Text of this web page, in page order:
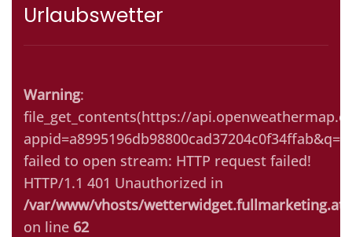
Urlaubswetter
Warning:
file_get_contents(https://
failed to open stream: HTTP request failed!
HTTP/1.1 401 Unauthorized in
/var/www/vhosts/
on line 62